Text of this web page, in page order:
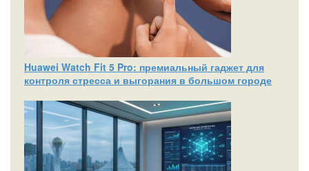
Huawei Watch Fit 5 Pro: премиальный гаджет для
контроля стресса и выгорания в большом городе